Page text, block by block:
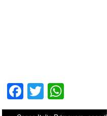
Fa
ce
T
wiha